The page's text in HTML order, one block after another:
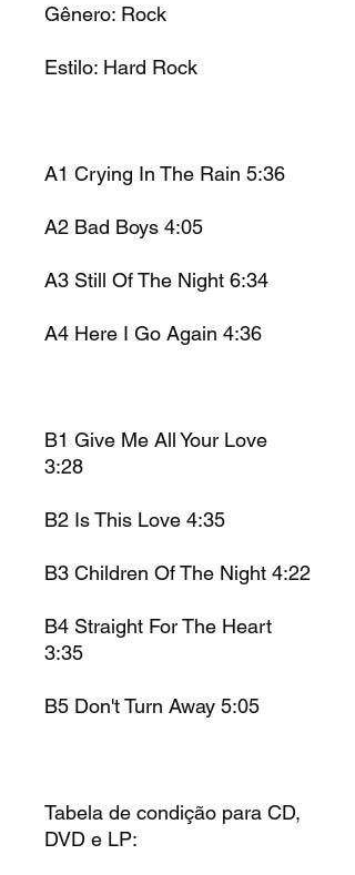
Gênero: Rock
Estilo: Hard Rock
A1 Crying In The Rain 5:36
A2 Bad Boys 4:05
A3 Still Of The Night 6:34
A4 Here I Go Again 4:36
B1 Give Me All Your Love
3:28
B2 Is This Love 4:35
B3 Children Of The Night 4:22
B4 Straight For The Heart
3:35
B5 Don't Turn Away 5:05
Tabela de condição para CD,
DVD e LP: